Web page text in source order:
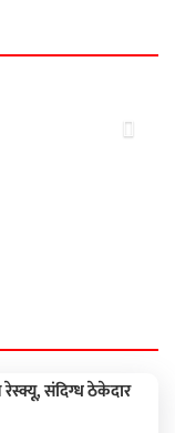
Next
रेस्क्यू, संदिग्ध ठेकेदार